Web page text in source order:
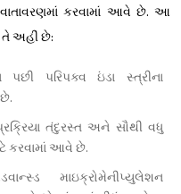
વાતાવરણમાં કરવામાં આવે છે. આ
તે અહીં છે:
પછી પરિપક્વ ઇંડા સ્ત્રીના
તંદુરસ્ત અને સૌથી વધુ
કરવામાં આવે છે.
માઇક્રોમેનીપ્યુલેશન